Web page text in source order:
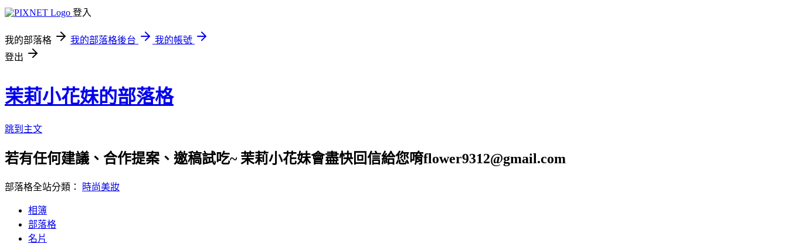
登入
我的部落格 我的部落格後台
我的帳號
登出
茉莉小花妹的部落格
跳到主文
若有任何建議、合作提案、邀稿試吃~ 茉莉小花妹會盡快回信給您唷flower9312@gmail.com
部落格全站分類： 時尚美妝
相簿
部落格
名片